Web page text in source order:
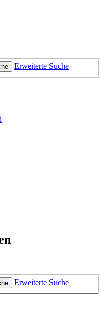
Erweiterte Suche
Erweiterte Suche